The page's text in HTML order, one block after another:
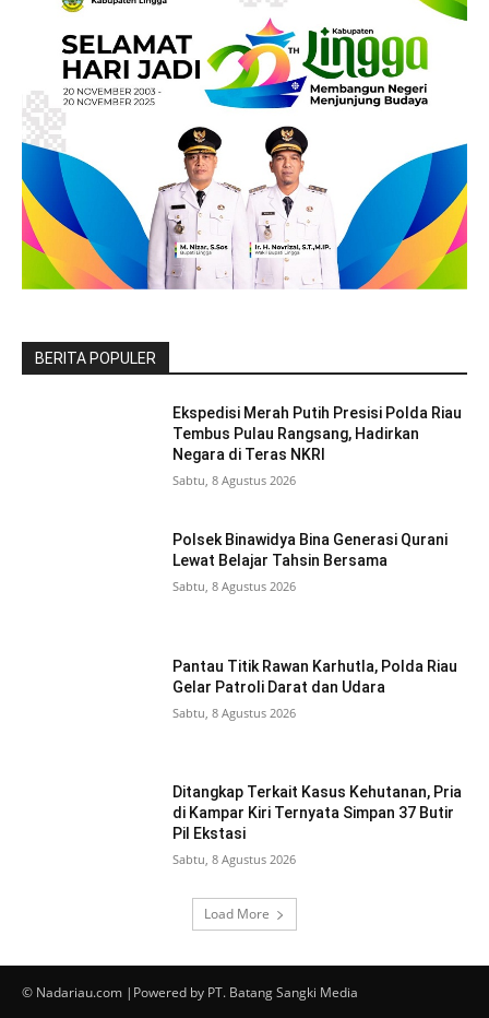
BERITA POPULER
Ekspedisi Merah Putih Presisi Polda Riau
Tembus Pulau Rangsang, Hadirkan
Negara di Teras NKRI
Sabtu, 8 Agustus 2026
Polsek Binawidya Bina Generasi Qurani
Lewat Belajar Tahsin Bersama
Sabtu, 8 Agustus 2026
Pantau Titik Rawan Karhutla, Polda Riau
Gelar Patroli Darat dan Udara
Sabtu, 8 Agustus 2026
Ditangkap Terkait Kasus Kehutanan, Pria
di Kampar Kiri Ternyata Simpan 37 Butir
Pil Ekstasi
Sabtu, 8 Agustus 2026
Load More
© Nadariau.com |Powered by PT. Batang Sangki Media